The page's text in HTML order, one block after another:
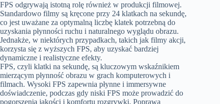
FPS odgrywają istotną rolę również w produkcji filmowej.
Standardowo filmy są kręcone przy 24 klatkach na sekundę,
co jest uważane za optymalną liczbę klatek potrzebną do
uzyskania płynności ruchu i naturalnego wyglądu obrazu.
Jednakże, w niektórych przypadkach, takich jak filmy akcji,
korzysta się z wyższych FPS, aby uzyskać bardziej
dynamiczne i realistyczne efekty.
FPS, czyli klatki na sekundę, są kluczowym wskaźnikiem
mierzącym płynność obrazu w grach komputerowych i
filmach. Wysoki FPS zapewnia płynne i immersywne
doświadczenie, podczas gdy niski FPS może prowadzić do
pogorszenia jakości i komfortu rozgrywki. Poprawa